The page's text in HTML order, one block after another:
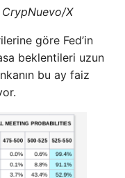
X
göre Fed’in
beklentileri uzun
bu ay faiz